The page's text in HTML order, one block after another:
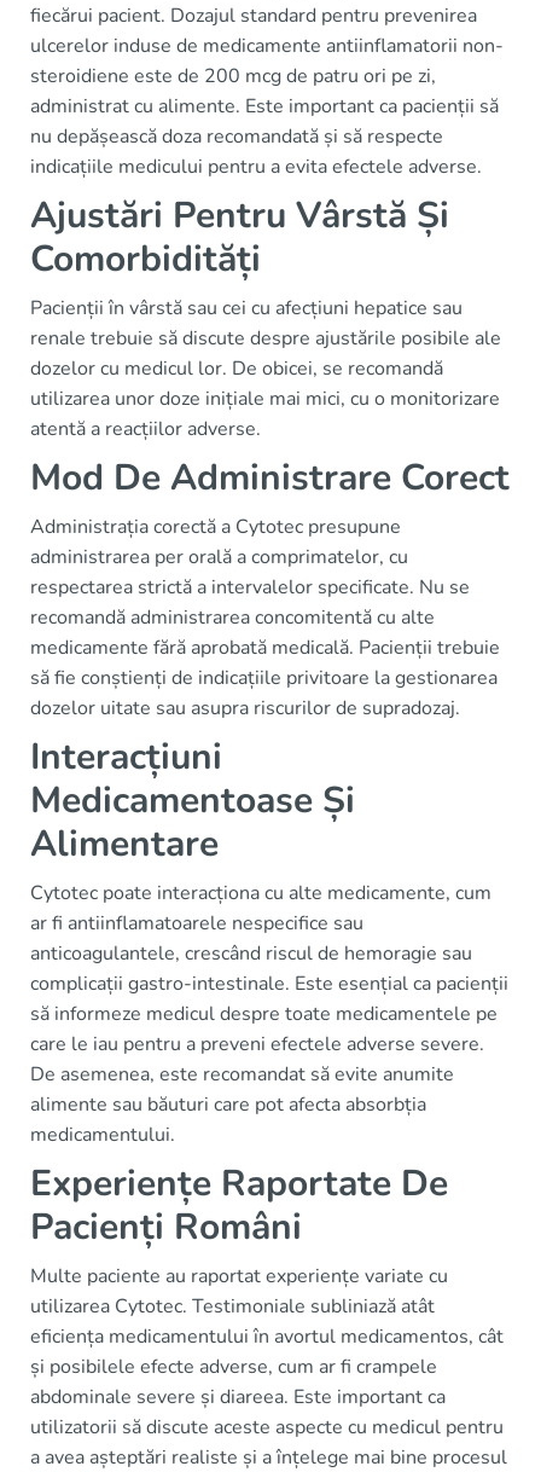
fiecărui pacient. Dozajul standard pentru prevenirea
ulcerelor induse de medicamente antiinflamatorii non-
steroidiene este de 200 mcg de patru ori pe zi,
administrat cu alimente. Este important ca pacienții să
nu depășească doza recomandată și să respecte
indicațiile medicului pentru a evita efectele adverse.
Ajustări Pentru Vârstă Și
Comorbidități
Pacienții în vârstă sau cei cu afecțiuni hepatice sau
renale trebuie să discute despre ajustările posibile ale
dozelor cu medicul lor. De obicei, se recomandă
utilizarea unor doze inițiale mai mici, cu o monitorizare
atentă a reacțiilor adverse.
Mod De Administrare Corect
Administrația corectă a Cytotec presupune
administrarea per orală a comprimatelor, cu
respectarea strictă a intervalelor specificate. Nu se
recomandă administrarea concomitentă cu alte
medicamente fără aprobată medicală. Pacienții trebuie
să fie conștienți de indicațiile privitoare la gestionarea
dozelor uitate sau asupra riscurilor de supradozaj.
Interacțiuni
Medicamentoase Și
Alimentare
Cytotec poate interacționa cu alte medicamente, cum
ar fi antiinflamatoarele nespecifice sau
anticoagulantele, crescând riscul de hemoragie sau
complicații gastro-intestinale. Este esențial ca pacienții
să informeze medicul despre toate medicamentele pe
care le iau pentru a preveni efectele adverse severe.
De asemenea, este recomandat să evite anumite
alimente sau băuturi care pot afecta absorbția
medicamentului.
Experiențe Raportate De
Pacienți Români
Multe paciente au raportat experiențe variate cu
utilizarea Cytotec. Testimoniale subliniază atât
eficiența medicamentului în avortul medicamentos, cât
și posibilele efecte adverse, cum ar fi crampele
abdominale severe și diareea. Este important ca
utilizatorii să discute aceste aspecte cu medicul pentru
a avea așteptări realiste și a înțelege mai bine procesul